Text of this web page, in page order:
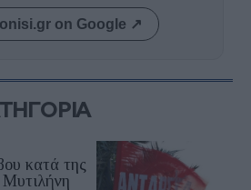
on Google ↗
κατά της